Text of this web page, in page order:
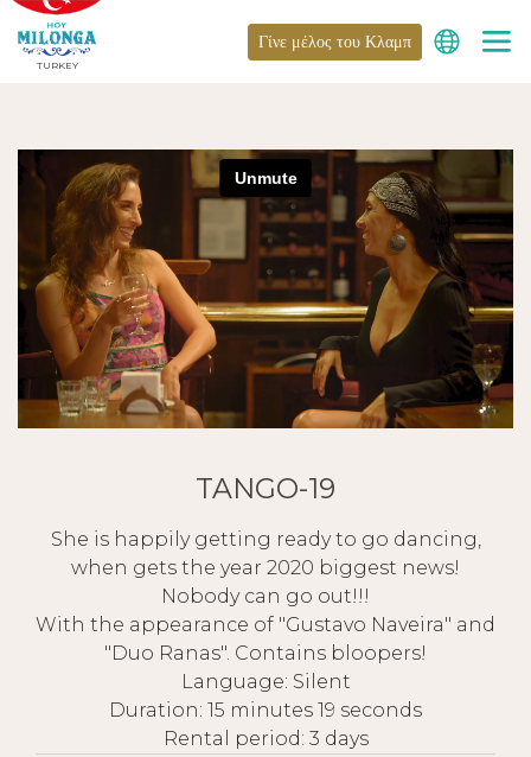
TURKEY
Γίνε μέλος του Κλαμπ
TANGO-19
She is happily getting ready to go dancing,
when gets the year 2020 biggest news!
Nobody can go out!!!
With the appearance of "Gustavo Naveira" and
"Duo Ranas". Contains bloopers!
Language: Silent
Duration: 15 minutes 19 seconds
Rental period: 3 days